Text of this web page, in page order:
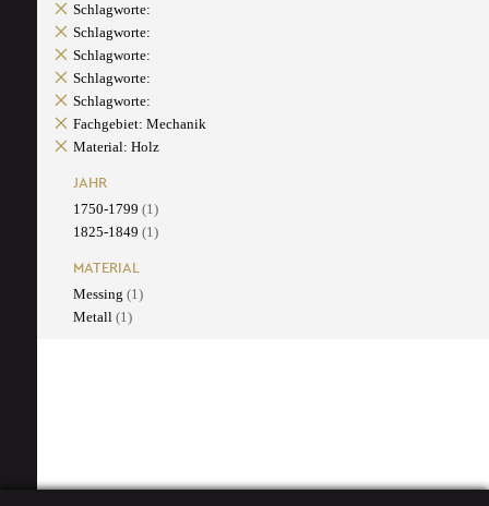
Schlagworte:
Schlagworte:
Schlagworte:
Schlagworte:
Schlagworte:
Fachgebiet: Mechanik
Material: Holz
JAHR
1750-1799 (1)
1825-1849 (1)
MATERIAL
Messing (1)
Metall (1)